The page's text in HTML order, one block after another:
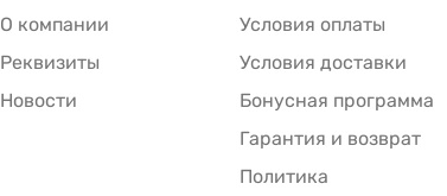
О компании
Реквизиты
Новости
Условия оплаты
Условия доставки
Бонусная программа
Гарантия и возврат
Политика